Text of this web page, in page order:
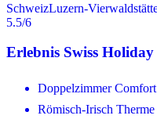
SchweizLuzern-
5.5/6
Erlebnis Swiss
Doppelzimmer Comfort
Römisch-Irisch Therme